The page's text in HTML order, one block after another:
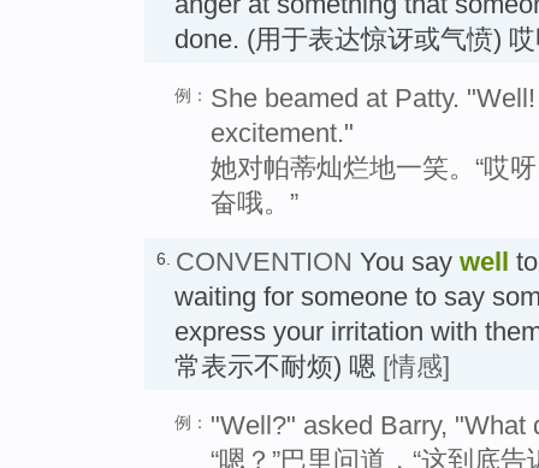
done. (用于表达惊讶或气愤)
例： She beamed at Patty.
excitement."
她对帕蒂灿烂地一笑。“哎
奋哦。”
6. CONVENTION You say well
waiting for someone to say
express your irritation with
常表示不耐烦) 嗯 [情感]
例： "Well?" asked Barry, "What
“嗯？”巴里问道，“这到底